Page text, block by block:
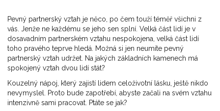
Pevný partnerský vztah je něco, po čem touží téměř všichni z
vás. Jenže ne každému se jeho sen splní. Velká část lidí je v
dosavadním partnerském vztahu nespokojena, velká část lidí
toho pravého teprve hledá. Možná si jen neumíte pevný
partnerský vztah udržet. Na jakých základních kamenech má
spokojený vztah dvou lidí stát?
Kouzelný nápoj, který zajistí lidem celoživotní lásku, ještě nikdo
nevymyslel. Proto bude zapotřebí, abyste začali na svém vztahu
intenzivně sami pracovat. Ptáte se jak?